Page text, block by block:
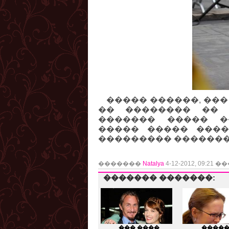
����� ������, ���
�� �������� ��
������� �����
����� �����
���������
������� Natalya 4-12-2012, 09:21
������� �������:
��� ����